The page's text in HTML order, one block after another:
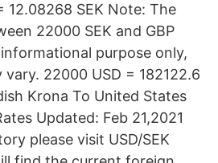
12.08268 SEK Note: The
22000 SEK and GBP
purpose only,
22000 USD = 182122.6
Krona To United States
Updated: Feb 21,2021
please visit USD/SEK